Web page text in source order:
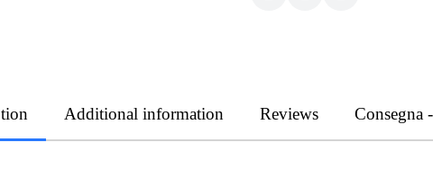
Additional information Reviews Consegna